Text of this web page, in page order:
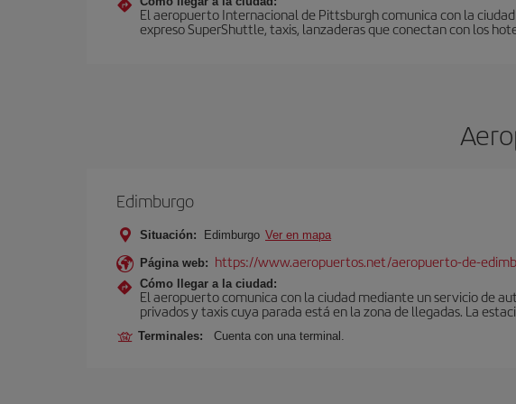
El aeropuerto Internacional de Pittsburgh comunica con la
expreso SuperShuttle, taxis, lanzaderas que conectan con los
Edimburgo
Situación: Edimburgo Ver en mapa
Página web: https://www.aeropuertos.net/aeropuerto-de-
Cómo llegar a la ciudad:
El aeropuerto comunica con la ciudad mediante un servicio de
privados y taxis cuya parada está en la zona de llegadas. La
Terminales: Cuenta con una terminal.